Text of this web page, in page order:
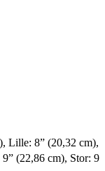
Lille: 8” (20,32 cm),
(22,86 cm), Stor: 9